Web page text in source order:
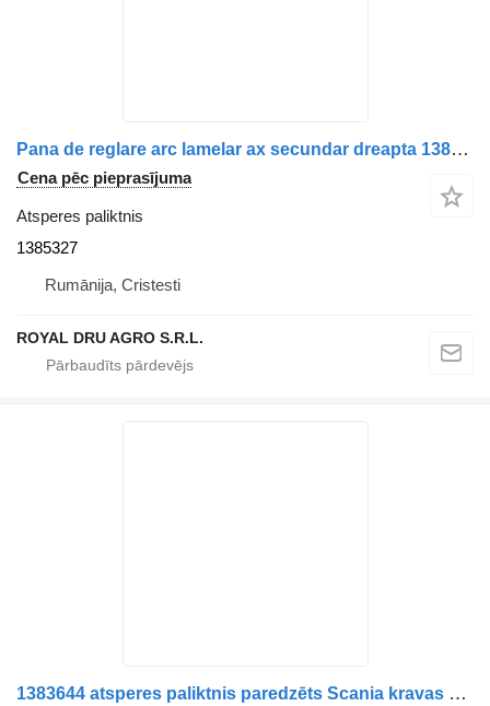
Pana de reglare arc lamelar ax secundar dreapta 1385327 atsperes paliktnis paredzēts Scania kravas automašīnas
Cena pēc pieprasījuma
Atsperes paliktnis
1385327
Rumānija, Cristesti
ROYAL DRU AGRO S.R.L.
1383644 atsperes paliktnis paredzēts Scania kravas automašīnas